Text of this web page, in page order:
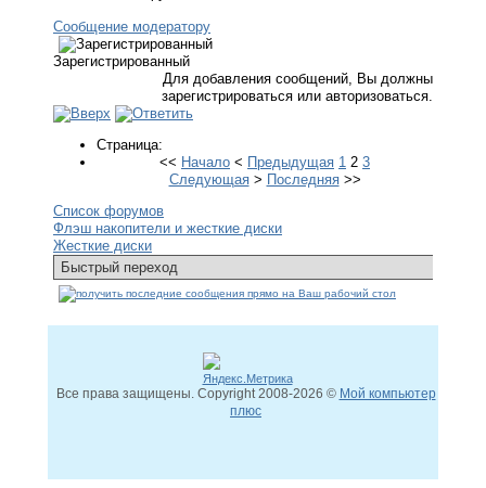
Сообщение модератору
Зарегистрированный
Для добавления сообщений, Вы должны
зарегистрироваться или авторизоваться.
Страница:
<< Начало < Предыдущая 1 2 3
Следующая> Последняя>>
Список форумов
Флэш накопители и жесткие диски
Жесткие диски
Все права защищены. Copyright2008-2026 © Мой компьютер
плюс